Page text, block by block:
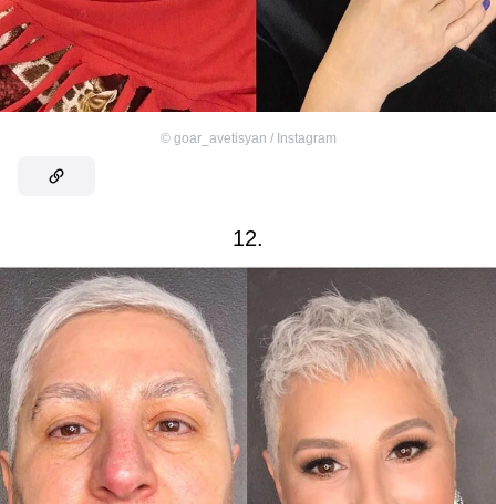
© goar_avetisyan / Instagram
12.